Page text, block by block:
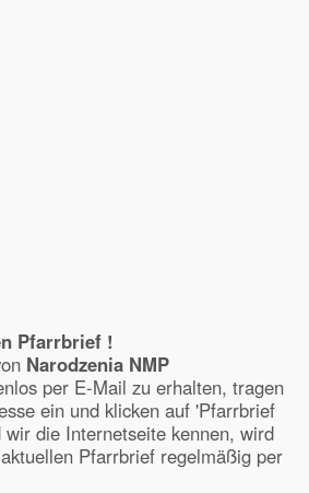
Pfarrbrief !
Narodzenia NMP
per E-Mail zu erhalten, tragen
ein und klicken auf 'Pfarrbrief
die Internetseite kennen, wird
Pfarrbrief regelmäßig per